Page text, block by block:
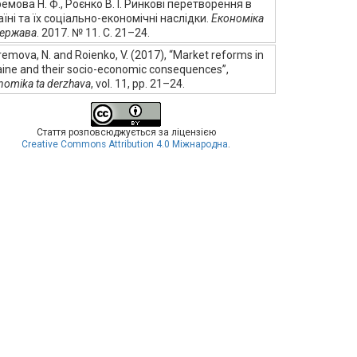
Н. Ф., Роєнко В. І. Ринкові перетворення в
та їх соціально-економічні наслідки. Економіка
. 2017. № 11. С. 21–24.
N. and Roienko, V. (2017), “Market reforms in
and their socio-economic consequences”,
ta derzhava, vol. 11, pp. 21–24.
Стаття розповсюджується за ліцензією
Creative Commons Attribution 4.0 Міжнародна.